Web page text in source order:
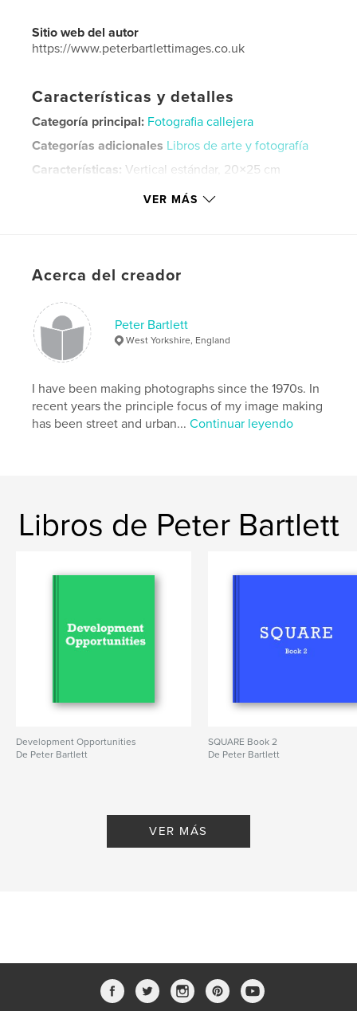
Sitio web del autor
https://www.peterbartlettimages.co.uk
Características y detalles
Categoría principal: Fotografia callejera
Categorías adicionales Libros de arte y fotografía
Características:Vertical estándar, 20×25 cm
documentary , wakefield
VER MÁS
Acerca del creador
Peter Bartlett
West Yorkshire, England
I have been making photographs since the 1970s. In
recent years the principle focus of my image making
has been street and urban...Continuar leyendo
Libros de Peter Bartlett
Development Opportunities
De Peter Bartlett
SQUARE Book 2
De Peter Bartlett
VER MÁS